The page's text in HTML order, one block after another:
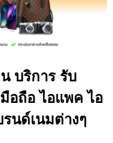
บริการ รับ
อถือ ไอแพค ไอ
นด์เนมต่างๆ